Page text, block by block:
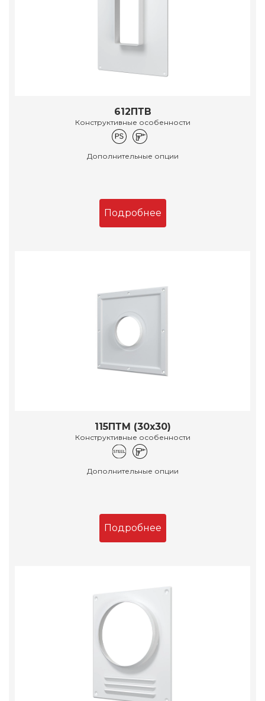
612ПТВ
Конструктивные особенности
Дополнительные опции
Подробнее
115ПТМ (30х30)
Конструктивные особенности
Дополнительные опции
Подробнее